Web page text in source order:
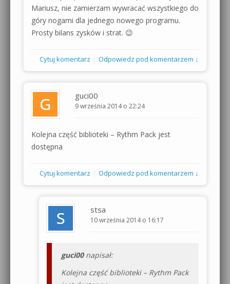
Mariusz, nie zamierzam wywracać wszystkiego do
góry nogami dla jednego nowego programu.
Prosty bilans zysków i strat. 😉
Cytuj komentarz Odpowiedz pod komentarzem ↓
guci00
9 września 2014 o 22:24
Kolejna część biblioteki – Rythm Pack jest
dostępna
Cytuj komentarz Odpowiedz pod komentarzem ↓
stsa
10 września 2014 o 16:17
guci00napisał:
Kolejna część biblioteki – Rythm Pack